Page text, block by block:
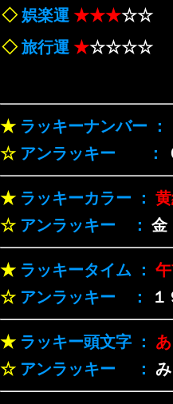
◇娯楽運 ★★★☆☆
◇旅行運 ★☆☆☆☆
★ ラッキーナンバー ：
☆ アンラッキー ：
★ ラッキーカラー ：
☆ アンラッキー ： 金
★ ラッキータイム ：
☆ アンラッキー ：
★ ラッキー頭文字 ： あ
☆ アンラッキー ： み